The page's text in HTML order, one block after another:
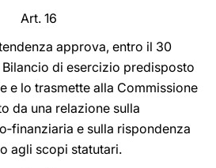
Art. 16
approva, entro il 30
di esercizio predisposto
e lo trasmette alla Commissione
da una relazione sulla
e sulla rispondenza
agli scopi statutari.